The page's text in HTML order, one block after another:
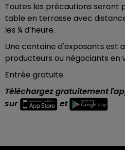
Toutes les précautions seront
table en terrasse avec
les ¼ d’heure.
Une centaine d'exposants est
producteurs ou négociants en
Entrée gratuite.
Téléchargez gratuitement
sur
et